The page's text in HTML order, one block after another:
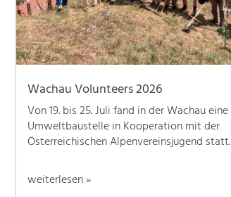
Wachau Volunteers 2026
Von 19. bis 25. Juli fand in der Wachau eine
Umweltbaustelle in Kooperation mit der
Österreichischen Alpenvereinsjugend statt.
weiterlesen »